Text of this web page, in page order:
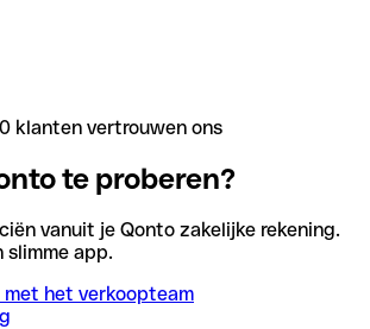
klanten vertrouwen ons
te proberen?
vanuit je Qonto zakelijke rekening.
slimme app.
het verkoopteam